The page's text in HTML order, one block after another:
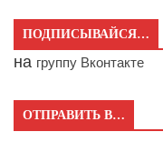
ПОДПИСЫВАЙСЯ…
на группу Вконтакте
ОТПРАВИТЬ В…